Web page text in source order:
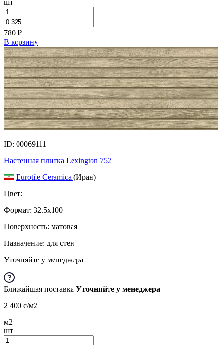
шт
780 ₽
В корзину
ID: 00069111
Настенная плитка Lexington 752
Eurotile Ceramica (Иран)
Цвет:
Формат: 32.5x100
Поверхность: матовая
Назначение: для стен
Уточняйте у менеджера
Ближайшая поставка Уточняйте у менеджера
2 400 c/м2
м2
шт